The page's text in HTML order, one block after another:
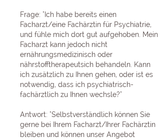
Frage: "Ich habe bereits einen
Facharzt/eine Fachärztin für Psychiatrie,
und fühle mich dort gut aufgehoben. Mein
Facharzt kann jedoch nicht
ernährungsmedizinisch oder
nährstofftherapeutsich behandeln. Kann
ich zusätzlich zu Ihnen gehen, oder ist es
notwendig, dass ich psychiatrisch-
fachärztlich zu Ihnen wechsle?"
Antwort: "Selbstverständlich können Sie
gerne bei Ihrem Facharzt/Ihrer Fachärztin
bleiben und können unser Angebot